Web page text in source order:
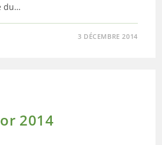
du…
3 DÉCEMBRE 2014
2014